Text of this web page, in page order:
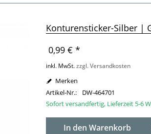
Konturensticker-Silber |
0,99 € *
inkl. MwSt.zzgl. Versandkosten
Merken
Artikel-Nr.:
DW-464701
Sofort versandfertig, Lieferzeit 5-6
In den Warenkorb